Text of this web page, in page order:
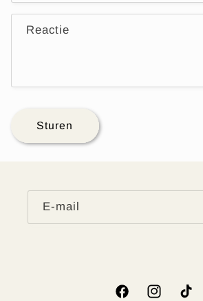
Reactie
Sturen
E‑mail
FacebookInstagramTikTok